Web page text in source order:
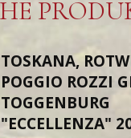
TOSKANA,
POGGIO ROZZI
TOGGENBURG
"ECCELLENZA"